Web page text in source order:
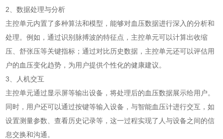
2、数据处理与分析
主控单元内置了多种算法和模型，能够对血压数据进行深入的分析和
处理。例如，通过识别脉搏波的特征点，主控单元可以计算出收缩
压、舒张压等关键指标；通过对比历史数据，主控单元还可以评估用
户的血压变化趋势，为用户提供个性化的健康建议。
3、人机交互
主控单元通过显示屏等输出设备，将处理后的血压数据展示给用户。
同时，用户还可以通过按键等输入设备，与智能血压计进行交互，如
设置测量参数、查看历史记录等，这一过程实现了人与设备之间的信
息交换和沟通。